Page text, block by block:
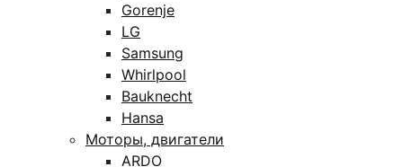
Gorenje
LG
Samsung
Whirlpool
Bauknecht
Hansa
Моторы, двигатели
ARDO